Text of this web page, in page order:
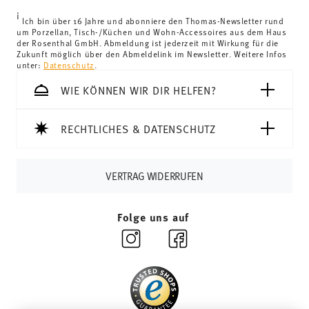
Königreich liegt der Mindestbestellwert bei £135, die
Lieferung erfolgt versandkostenfrei.
Schweiz:Lieferungen in die Schweiz sind ab 69,90 CHF
versandkostenfrei. Unter einem Bestellwert von 69,90
CHF liegen die Versandkosten bei 36,90 CHF.
sobald Ihr Paket auf die Reise geht.
Lieferzeit innerhalb Deutschlands:3-5 Werktage für
hier einsehen.
i Ich bin über 16 Jahre und abonniere den Thomas-Newsletter rund
um Porzellan, Tisch-/Küchen und Wohn-Accessoires aus dem Haus
der Rosenthal GmbH. Abmeldung ist jederzeit mit Wirkung für die
Zukunft möglich über den Abmeldelink im Newsletter. Weitere Infos
unter: Datenschutz
WIE KÖNNEN WIR DIR HELFEN?
RECHTLICHES & DATENSCHUTZ
VERTRAG WIDERRUFEN
Folge uns auf